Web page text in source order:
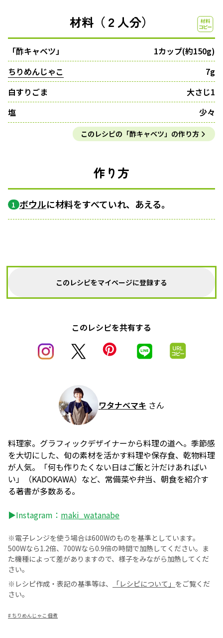
材料（２人分）
「酢キャベツ」
1カップ(約150g)
ちりめんじゃこ
7g
白すりごま
大さじ1
塩
少々
このレシピの「酢キャベツ」の作り方
作り方
1 ボウルに材料をすべていれ、あえる。
このレシピをマイページに登録する
このレシピを共有する
ワタナベマキ さん
料理家。グラフィックデザイナーから料理の道へ。季節感
を大切にした、旬の素材を活かす料理や保存食、乾物料理
が人気。「何も作りたくない日はご飯と汁だけあればい
い」（KADOKAWA）など、常備菜や弁当、朝食を紹介す
る著書が多数ある。
▶Instagram： maki_watanabe
※電子レンジを使う場合は600Wのものを基準としています。
500Wなら1.2倍、700Wなら0.9倍の時間で加熱してください。ま
た機種によって差がありますので、様子をみながら加熱してくだ
さい。
※レシピ作成・表記の基準等は、
「レシピについて」 をご覧くだ
さい。
# ちりめんじゃこ 佃煮